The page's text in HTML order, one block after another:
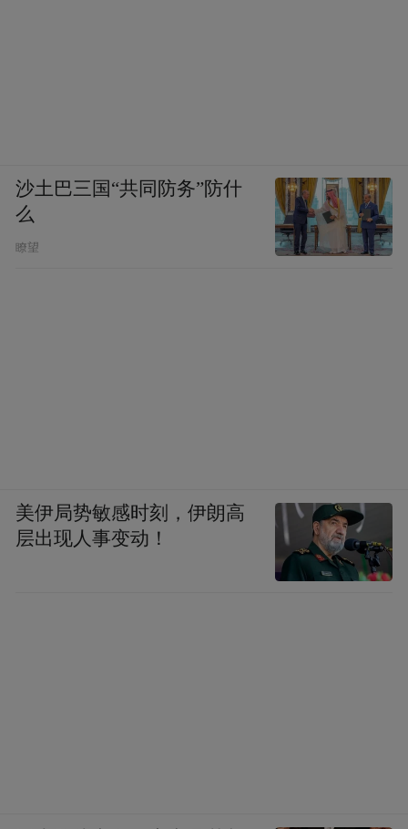
沙土巴三国“共同防务”防什
么
瞭望
美伊局势敏感时刻，伊朗高
层出现人事变动！